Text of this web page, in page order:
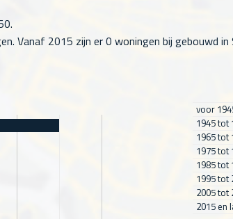
Vanaf 2015 zijn er0 woningen bij gebouwd in
voor
1945 tot
1965 tot
1975 tot
1985 tot
1995 tot
2005 tot
2015 en